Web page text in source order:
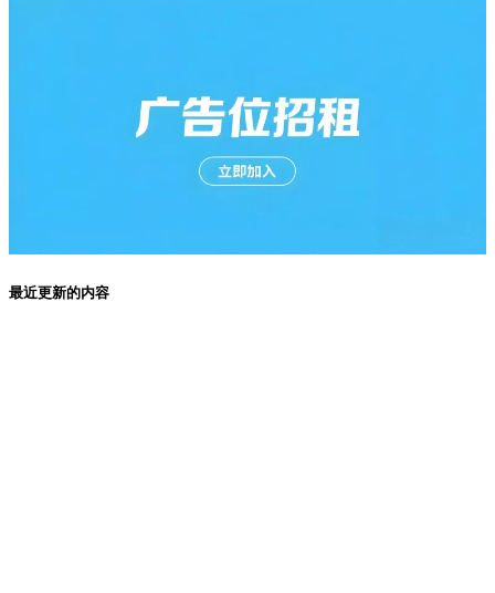
最近更新的内容